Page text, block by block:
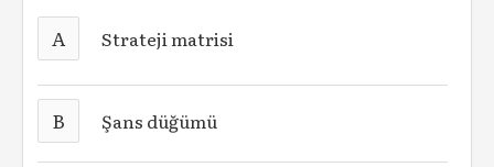
A Strateji matrisi
B Şans düğümü